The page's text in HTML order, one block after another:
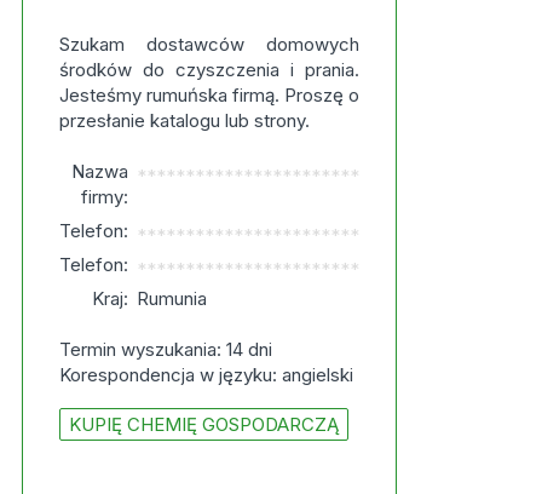
Szukam dostawców domowych
środków do czyszczenia i prania.
Jesteśmy rumuńska firmą. Proszę o
przesłanie katalogu lub strony.
Nazwa
firmy:
***********************
Telefon: ***********************
Telefon: ***********************
Kraj: Rumunia
Termin wyszukania: 14 dni
Korespondencja w języku: angielski
KUPIĘ CHEMIĘ GOSPODARCZĄ